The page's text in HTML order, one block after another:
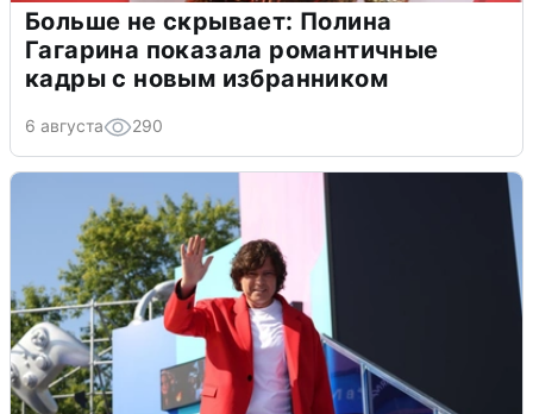
Больше не скрывает: Полина
Гагарина показала романтичные
кадры с новым избранником
6 августа 290